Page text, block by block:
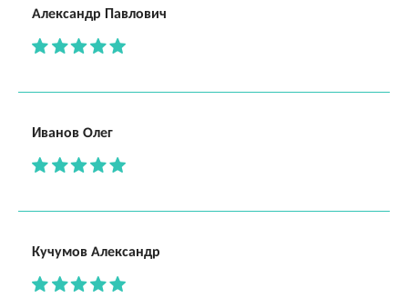
Александр Павлович
Иванов Олег
Кучумов Александр